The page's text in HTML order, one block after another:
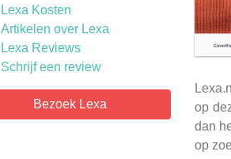
Lexa Kosten
Artikelen over Lexa
Lexa Reviews
Schrijf een review
Bezoek Lexa
op
dan
op